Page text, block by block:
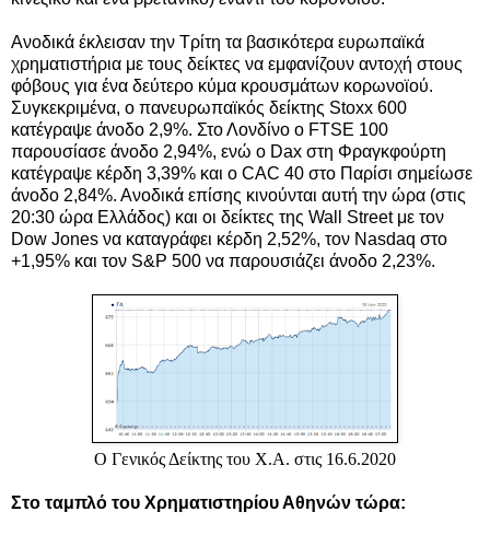
Ανοδικά έκλεισαν την Τρίτη τα βασικότερα ευρωπαϊκά
χρηματιστήρια με τους δείκτες να εμφανίζουν αντοχή στους
φόβους για ένα δεύτερο κύμα κρουσμάτων κορωνοϊού.
Συγκεκριμένα, ο πανευρωπαϊκός δείκτης Stoxx 600
κατέγραψε άνοδο 2,9%. Στο Λονδίνο ο FTSE 100
παρουσίασε άνοδο 2,94%, ενώ ο Dax στη Φραγκφούρτη
κατέγραψε κέρδη 3,39% και ο CAC 40 στο Παρίσι σημείωσε
άνοδο 2,84%. Ανοδικά επίσης κινούνται αυτή την ώρα (στις
20:30 ώρα Ελλάδος) και οι δείκτες της Wall Street με τον
Dow Jones να καταγράφει κέρδη 2,52%, τον Nasdaq στο
+1,95% και τον S&P 500 να παρουσιάζει άνοδο 2,23%.
Ο Γενικός Δείκτης του Χ.Α. στις 16.6.2020
Στο ταμπλό του Χρηματιστηρίου Αθηνών τώρα: